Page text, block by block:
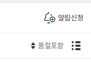
알림신청
품절포함